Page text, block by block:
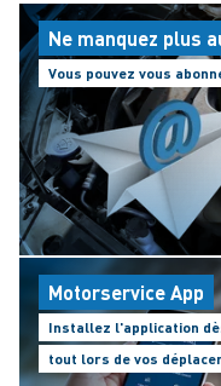
Ne manquez plus
Vous pouvez vous
Motorservice App
Installez l'application
tout lors de vos